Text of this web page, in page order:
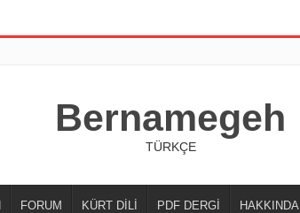
Bernamegeh
TÜRKÇE
FORUM KÜRT DİLİ PDF DERGİ HAKKINDA